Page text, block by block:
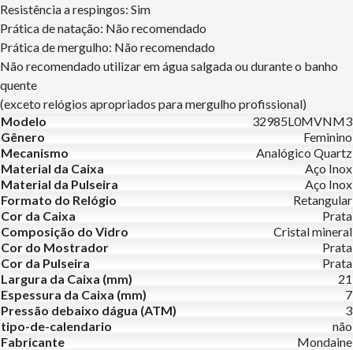
Resistência a respingos: Sim
Prática de natação: Não recomendado
Prática de mergulho: Não recomendado
Não recomendado utilizar em água salgada ou durante o banho
quente
(exceto relógios apropriados para mergulho profissional)
Modelo
32985L0MVNM3
Gênero
Feminino
Mecanismo
Analógico Quartz
Material da Caixa
Aço Inox
Material da Pulseira
Aço Inox
Formato do Relógio
Retangular
Cor da Caixa
Prata
Composição do Vidro
Cristal mineral
Cor do Mostrador
Prata
Cor da Pulseira
Prata
Largura da Caixa (mm)
21
Espessura da Caixa (mm)
7
Pressão debaixo dágua (ATM)
3
tipo-de-calendario
não
Fabricante
Mondaine